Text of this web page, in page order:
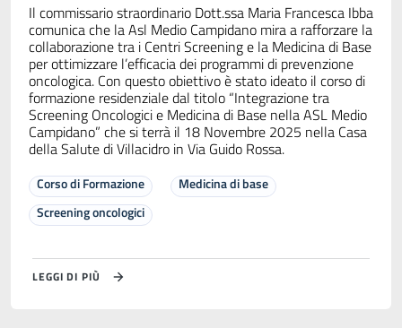
Il commissario straordinario Dott.ssa Maria Francesca Ibba
comunica che la Asl Medio Campidano mira a rafforzare la
collaborazione tra i Centri Screening e la Medicina di Base
per ottimizzare l’efficacia dei programmi di prevenzione
oncologica. Con questo obiettivo è stato ideato il corso di
formazione residenziale dal titolo “Integrazione tra
Screening Oncologici e Medicina di Base nella ASL Medio
Campidano” che si terrà il 18 Novembre 2025 nella Casa
della Salute di Villacidro in Via Guido Rossa.
Corso di Formazione
Medicina di base
Screening oncologici
LEGGI DI PIÙ